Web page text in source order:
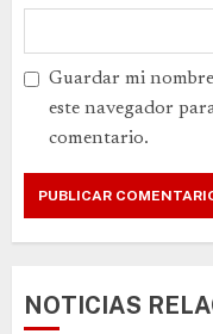
Guardar mi
este navegador
comentario.
NOTICIAS